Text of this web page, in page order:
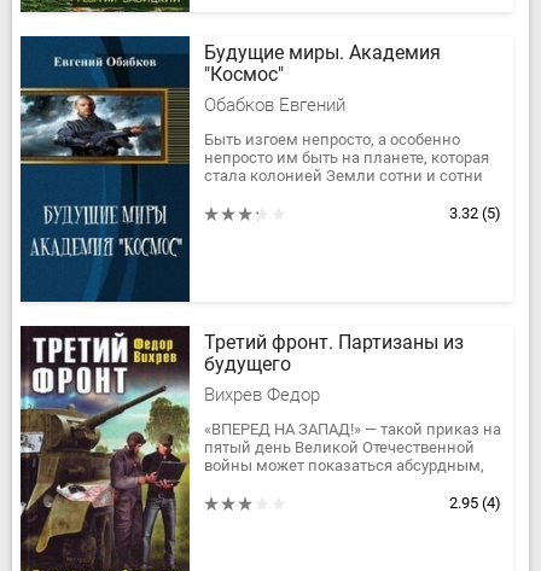
Будущие миры. Академия
"Космос"
Обабков Евгений
Быть изгоем непросто, а особенно
непросто им быть на планете, которая
стала колонией Земли сотни и сотни
за историей простого...
3.32 (5)
Третий фронт. Партизаны из
будущего
Вихрев Федор
«ВПЕРЕД НА ЗАПАД!» — такой приказ на
пятый день Великой Отечественной
войны может показаться абсурдным,
«провалившиеся» в 26 июня 1941 года,
2.95 (4)